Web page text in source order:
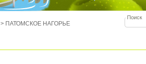
> ПАТОМСКОЕ НАГОРЬЕ